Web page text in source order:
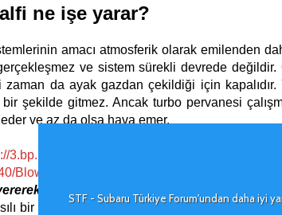
STF - Subaru Türkiye Forum'undan daha iyi
ne işe yarar?
amacı atmosferik olarak emilenden
ve sistem sürekli devrede
zaman da ayak gazdan çekildiği için
şekilde gitmez. Ancak turbo pervanesi
ve az da olsa hava emer.
3.bp.blogspot.com/-n8muVKVFhNw/
Blow%2BOff%2BValve-
bu durumu pekiştirelim;
bir şekilde gazda olsun. Bu sırada gaz